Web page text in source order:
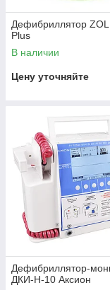
Дефибриллятор
Plus
В наличии
Цену уточняйте
Дефибриллятор-
ДКИ-Н-10 Аксион